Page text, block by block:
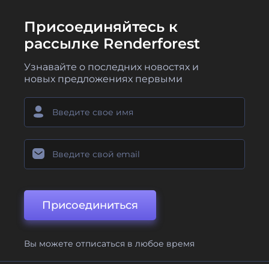
Присоединяйтесь к
рассылке Renderforest
Узнавайте о последних новостях и
новых предложениях первыми
Присоединиться
Вы можете отписаться в любое время